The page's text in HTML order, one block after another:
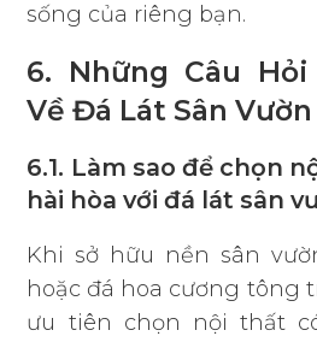
sống của riêng bạn.
6. Những Câu
Về Đá Lát Sân Vườn
6.1. Làm sao để chọn
hài hòa với đá lát sân
Khi sở hữu nền sân
hoặc đá hoa cương tông
ưu tiên chọn nội thất